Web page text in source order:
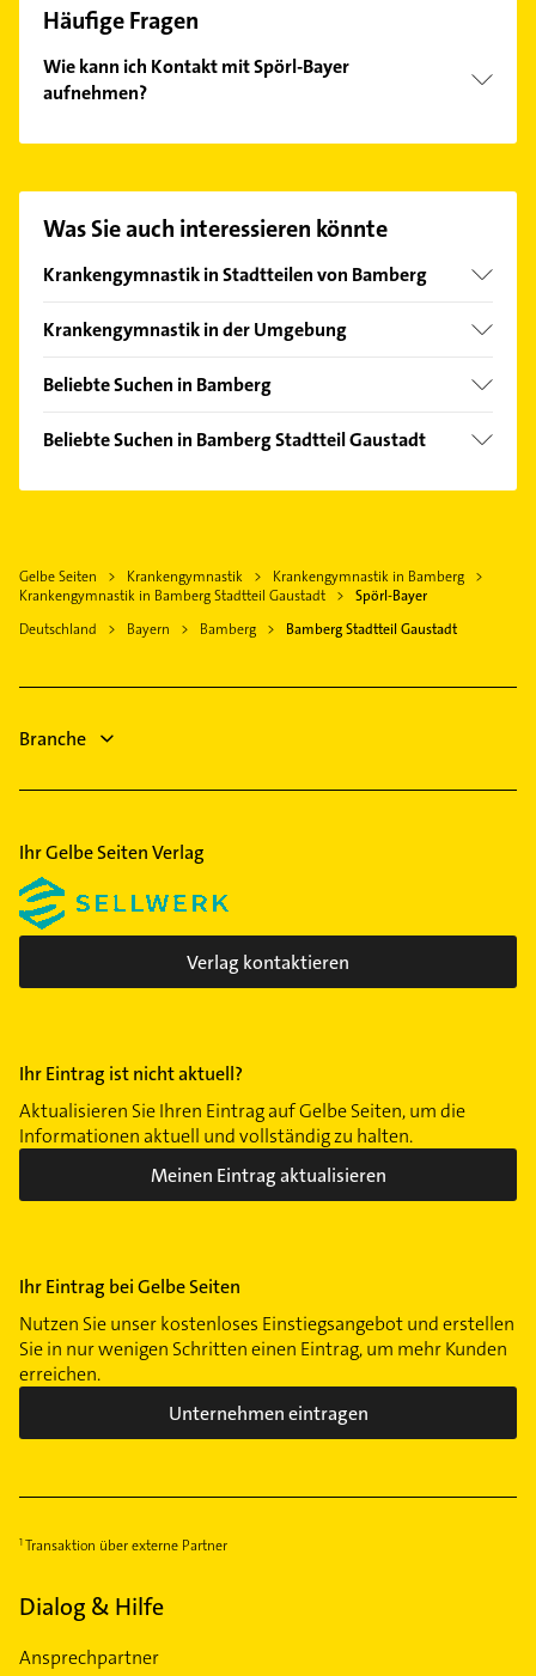
Häufige Fragen
Wie kann ich Kontakt mit Spörl-Bayer
aufnehmen?
finden Sie alleKontaktdaten.
Was Sie auch interessieren könnte
Krankengymnastik in Stadtteilen von Bamberg
Gartenstadt
Krankengymnastik in der Umgebung
Bischberg
Stegaurach
Breitengüßbach
Frensdorf
Baunach
Beliebte Suchen in Bamberg
Phoniatrie
Steuerberater
Rechtsanwalt
Klempner
Sanitärinstallation
Bauunternehmen
Beliebte Suchen in Bamberg Stadtteil Gaustadt
Gasinstallateur
Immobilienmakler
Gelbe Seiten Krankengymnastik
Krankengymnastik in Bamberg
Krankengymnastik in Bamberg Stadtteil Gaustadt
Spörl-Bayer
Deutschland
Bayern Bamberg Bamberg Stadtteil Gaustadt
Branche
Ihr Gelbe Seiten Verlag
Verlag kontaktieren
Ihr Eintrag ist nicht aktuell?
Aktualisieren Sie Ihren Eintrag auf Gelbe Seiten, um die
Informationen aktuell und vollständig zu halten.
Meinen Eintrag aktualisieren
Ihr Eintrag bei Gelbe Seiten
Nutzen Sie unser kostenloses Einstiegsangebot und erstellen
Sie in nur wenigen Schritten einen Eintrag, um mehr Kunden
erreichen.
Unternehmen eintragen
Transaktion über externe Partner
Dialog & Hilfe
Ansprechpartner